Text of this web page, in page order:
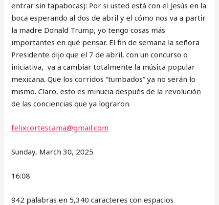
entrar sin tapabocas): Por si usted está con el Jesús en la
boca esperando al dos de abril y el cómo nos va a partir
la madre Donald Trump, yo tengo cosas más
importantes en qué pensar. El fin de semana la señora
Presidente dijo que el 7 de abril, con un concurso o
iniciativa, va a cambiar totalmente la música popular
mexicana. Que los corridos “tumbados” ya no serán lo
mismo. Claro, esto es minucia después de la revolución
de las conciencias que ya lograron.
felixcortescama@gmail.com
Sunday, March 30, 2025
16:08
942 palabras en 5,340 caracteres con espacios